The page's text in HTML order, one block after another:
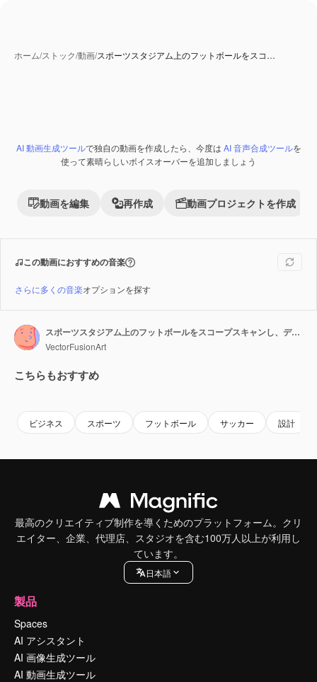
ホーム/ストック/動画/スポーツスタジアム上のフットボールをスコ…
PremiumAI 生成コンテンツ
AI 動画生成ツールで独自の動画を作成したら、今度は AI 音声合成ツールを
使って素晴らしいボイスオーバーを追加しましょう
動画を編集 再作成 動画プロジェクトを作成
この動画におすすめの音楽
さらに多くの音楽オプションを探す
スポーツスタジアム上のフットボールをスコープスキャンし、データ処理を行うアニメーション
VectorFusionArt
こちらもおすすめ
ビジネス スポーツ フットボール サッカー 設計
最高のクリエイティブ制作を導くためのプラットフォーム。クリ
エイター、企業、代理店、スタジオを含む100万人以上が利用し
ています。
日本語
製品
Spaces
AI アシスタント
AI 画像生成ツール
AI 動画生成ツール